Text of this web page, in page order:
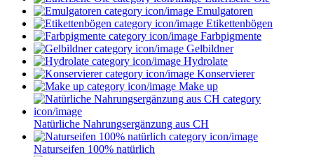
Emulgatoren
Etikettenbögen
Farbpigmente
Gelbildner
Hydrolate
Konservierer
Make up
Natürliche Nahrungsergänzung aus CH
Naturseifen 100% natürlich